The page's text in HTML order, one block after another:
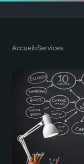
Accueil›Services